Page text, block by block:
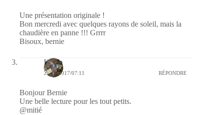
Une présentation originale !
Bon mercredi avec quelques rayons de soleil, mais la
chaudière en panne !!! Grrrr
Bisoux, bernie
Kévin
20/09/2017/07:11 RÉPONDRE
Bonjour Bernie
Une belle lecture pour les tout petits.
@mitié